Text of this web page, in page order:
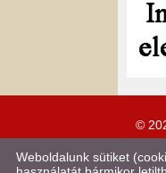
©
Weboldalunk sütiket